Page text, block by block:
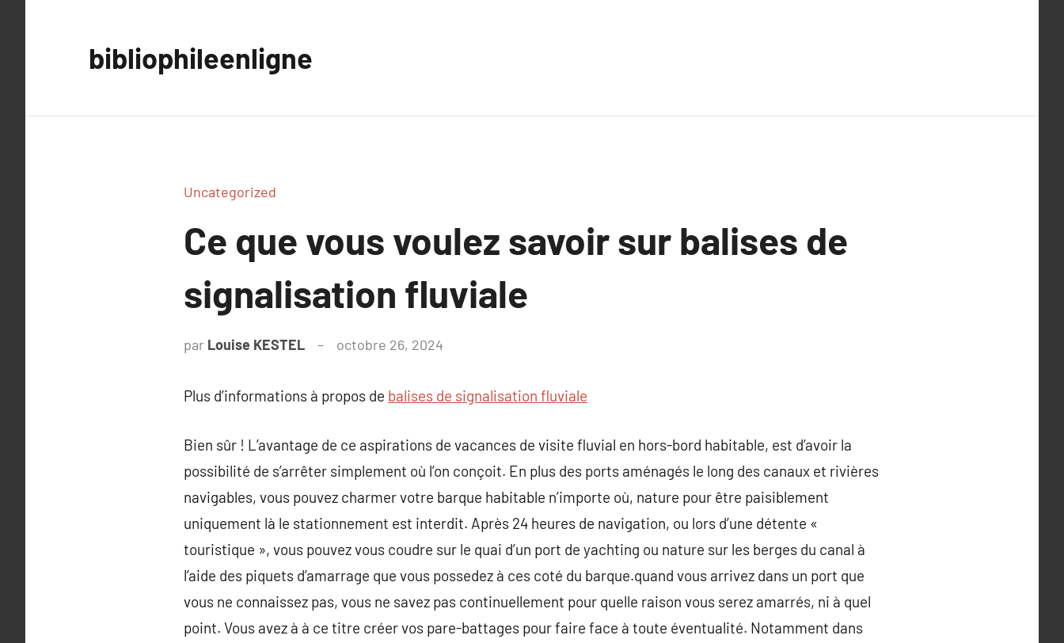
bibliophileenligne
Uncategorized
Ce que vous voulez savoir sur balises de
signalisation fluviale
par Louise KESTEL octobre 26, 2024
Plus d’informations à propos de balises de signalisation fluviale
Bien sûr ! L’avantage de ce aspirations de vacances de visite fluvial en hors-bord habitable, est d’avoir la
possibilité de s’arrêter simplement où l’on conçoit. En plus des ports aménagés le long des canaux et rivières
navigables, vous pouvez charmer votre barque habitable n’importe où, nature pour être paisiblement
uniquement là le stationnement est interdit. Après 24 heures de navigation, ou lors d’une détente «
touristique », vous pouvez vous coudre sur le quai d’un port de yachting ou nature sur les berges du canal à
l’aide des piquets d’amarrage que vous possedez à ces coté du barque.quand vous arrivez dans un port que
vous ne connaissez pas, vous ne savez pas continuellement pour quelle raison vous serez amarrés, ni à quel
point. Vous avez à à ce titre créer vos pare-battages pour faire face à toute éventualité. Notamment dans